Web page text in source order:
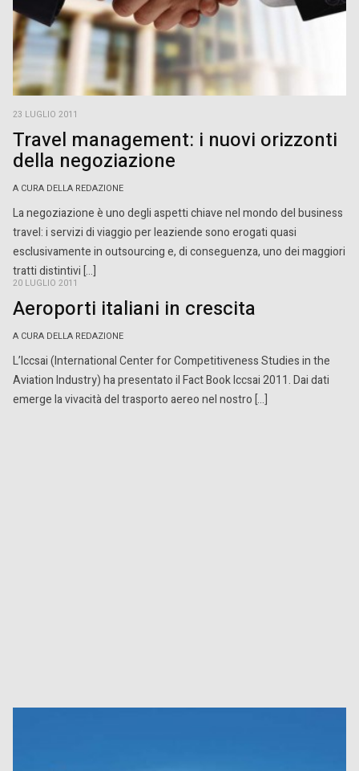
23 LUGLIO 2011
Travel management: i nuovi orizzonti
della negoziazione
A CURA DELLA REDAZIONE
La negoziazione è uno degli aspetti chiave nel mondo del business
travel: i servizi di viaggio per leaziende sono erogati quasi
esclusivamente in outsourcing e, di conseguenza, uno dei maggiori
tratti distintivi […]
20 LUGLIO 2011
Aeroporti italiani in crescita
A CURA DELLA REDAZIONE
L’Iccsai (International Center for Competitiveness Studies in the
Aviation Industry) ha presentato il Fact Book Iccsai 2011. Dai dati
emerge la vivacità del trasporto aereo nel nostro […]